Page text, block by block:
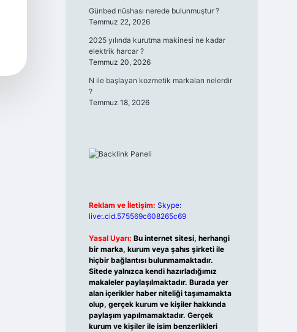
Günbed nüshası nerede bulunmuştur ?
Temmuz 22, 2026
2025 yılında kurutma makinesi ne kadar
elektrik harcar ?
Temmuz 20, 2026
N ile başlayan kozmetik markaları nelerdir
?
Temmuz 18, 2026
Reklam ve İletişim: Skype:
live:.cid.575569c608265c69
Yasal Uyarı: Bu internet sitesi, herhangi
bir marka, kurum veya şahıs şirketi ile
hiçbir bağlantısı bulunmamaktadır.
Sitede yalnızca kendi hazırladığımız
makaleler paylaşılmaktadır. Burada yer
alan içerikler haber niteliği taşımamakta
olup, gerçek kurum ve kişiler hakkında
paylaşım yapılmamaktadır. Gerçek
kurum ve kişiler ile isim benzerlikleri